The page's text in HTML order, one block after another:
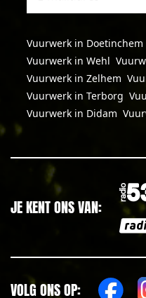
Vuurwerk in Doetinchem
Vuurwerk in Wehl
Vuurwerk in Zelhem
Vuurwerk in Terborg
Vuurwerk in Didam
JE KENT ONS VAN:
VOLG ONS OP: